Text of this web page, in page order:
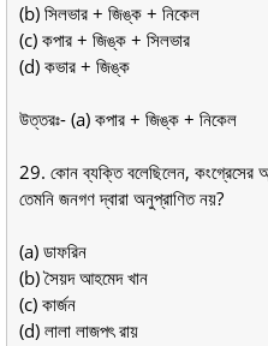
(b) সিলভার + জিঙ্ক + নিকেল
(c) কপার + জিঙ্ক + সিলভার
(d) কভার + জিঙ্ক
উত্তরঃ- (a) কপার + জিঙ্ক + নিকেল
29. কোন ব্যক্তি বলেছিলেন, কংগ্রেসের
তেমনি জনগণ দ্বারা অনুপ্রাণিত নয়?
(a) ডাফরিন
(b) সৈয়দ আহমেদ খান
(c) কার্জন
(d) লালা লাজপৎ রায়